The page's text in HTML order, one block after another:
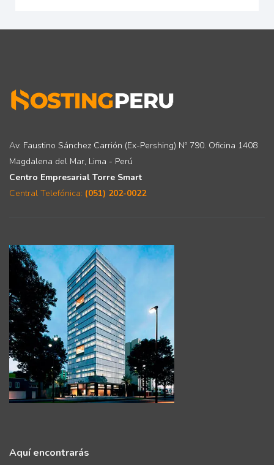
Av. Faustino Sánchez Carrión (Ex-Pershing) Nº 790. Oficina 1408
Magdalena del Mar, Lima - Perú
Centro Empresarial Torre Smart
Central Telefónica: (051) 202-0022
Aquí encontrarás